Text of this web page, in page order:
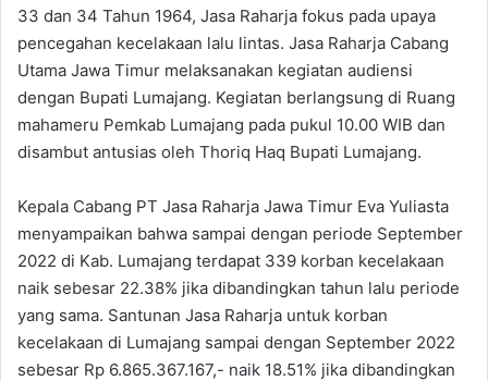
33 dan 34 Tahun 1964, Jasa Raharja fokus pada upaya
pencegahan kecelakaan lalu lintas. Jasa Raharja Cabang
Utama Jawa Timur melaksanakan kegiatan audiensi
dengan Bupati Lumajang. Kegiatan berlangsung di Ruang
mahameru Pemkab Lumajang pada pukul 10.00 WIB dan
disambut antusias oleh Thoriq Haq Bupati Lumajang.
Kepala Cabang PT Jasa Raharja Jawa Timur Eva Yuliasta
menyampaikan bahwa sampai dengan periode September
2022 di Kab. Lumajang terdapat 339 korban kecelakaan
naik sebesar 22.38% jika dibandingkan tahun lalu periode
yang sama. Santunan Jasa Raharja untuk korban
kecelakaan di Lumajang sampai dengan September 2022
sebesar Rp 6.865.367.167,- naik 18.51% jika dibandingkan